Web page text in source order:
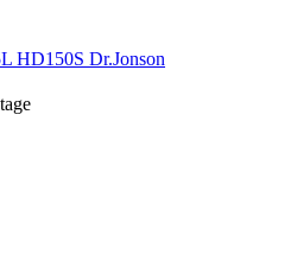
HD150S Dr.Jonson